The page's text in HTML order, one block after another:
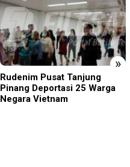
»
Empat Proyek Desa Rea
Diduga Belum Terealisasi